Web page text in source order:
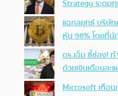
Strategy ระดม
แฉกลยุทธ์ บริษัท
หุ้น 98% โดยที่
ดร.เอ็ม ชี้ช่อง!
ด้วยเงินเดือนละ
Microsoft เตือน